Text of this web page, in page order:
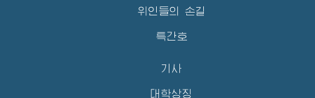
위인들의 손길
특간호
기사
대학상징